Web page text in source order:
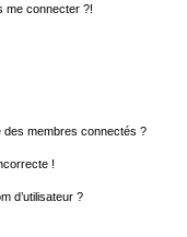
me connecter ?!
des membres connectés ?
!
d’utilisateur ?